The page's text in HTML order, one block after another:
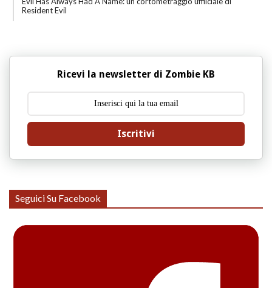
Resident Evil
Ricevi la newsletter di Zombie KB
Iscritivi
Seguici Su Facebook